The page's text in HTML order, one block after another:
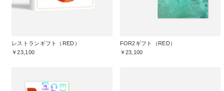
レストランギフト（RED）
￥23,100
FOR2ギフト（RED）
￥23,100